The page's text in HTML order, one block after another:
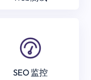
SEO 监控